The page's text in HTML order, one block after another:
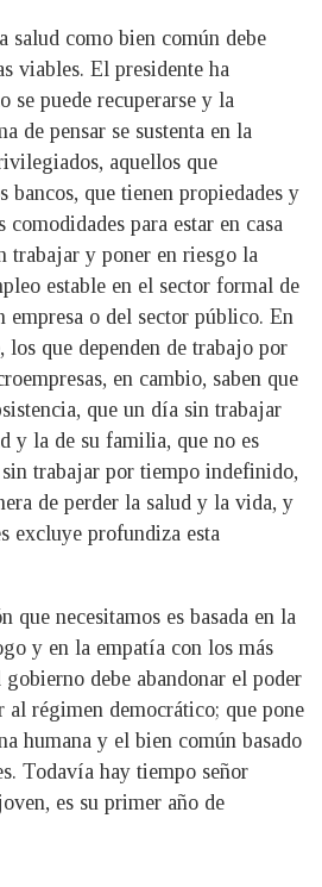
salud como bien común debe
viables. El presidente ha
se puede recuperarse y la
de pensar se sustenta en la
aquellos que
bancos, que tienen propiedades y
comodidades para estar en casa
trabajar y poner en riesgo la
estable en el sector formal de
empresa o del sector público. En
los que dependen de trabajo por
en cambio, saben que
que un día sin trabajar
y la de su familia, que no es
trabajar por tiempo indefinido,
de perder la salud y la vida, y
excluye profundiza esta
que necesitamos es basada en la
y en la empatía con los más
debe abandonar el poder
al régimen democrático; que pone
humana y el bien común basado
Todavía hay tiempo señor
es su primer año de